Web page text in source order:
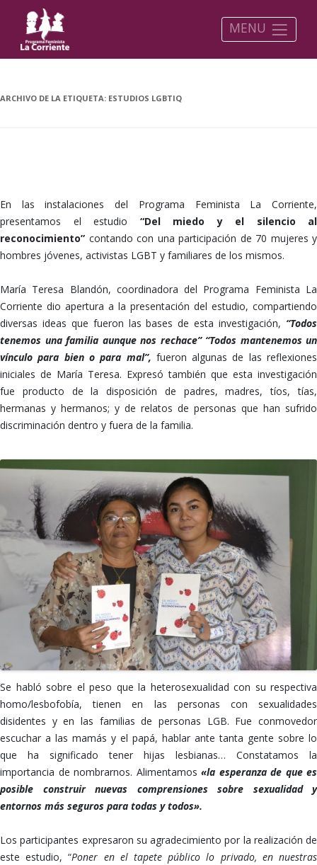
MENU
ARCHIVO DE LA ETIQUETA: ESTUDIOS LGBTIQ
En las instalaciones del Programa Feminista La Corriente,
presentamos el estudio “Del miedo y el silencio al
reconocimiento” contando con una participación de 70 mujeres y
hombres jóvenes, activistas LGBT y familiares de los mismos.
María Teresa Blandón, coordinadora del Programa Feminista La
Corriente dio apertura a la presentación del estudio, compartiendo
diversas ideas que fueron las bases de esta investigación, “Todos
tenemos una familia aunque nos rechace” “Todos mantenemos un
vínculo para bien o para mal”, fueron algunas de las reflexiones
iniciales de María Teresa. Expresó también que esta investigación
fue producto de la disposición de padres, madres, tíos, tías,
hermanas y hermanos; y de relatos de personas que han sufrido
discriminación dentro y fuera de la familia.
Se habló sobre el peso que la heterosexualidad con su respectiva
homo/lesbofobía, tienen en las personas con sexualidades
disidentes y en las familias de personas LGB. Fue conmovedor
escuchar a las mamás y el papá, hablar ante tanta gente sobre lo
que ha significado tener hijas lesbianas… Constatamos la
importancia de nombrarnos. Alimentamos «la esperanza de que es
posible construir nuevas comprensiones sobre sexualidad y
entornos más seguros para todas y todos».
Los participantes expresaron su agradecimiento por la realización de
este estudio, “Poner en el tapete público lo privado, en nuestras